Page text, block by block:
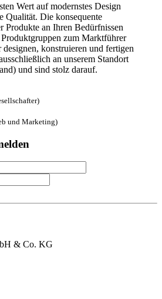
Wert auf modernstes Design
Qualität. Die konsequente
Produkte an Ihren Bedürfnissen
zum Marktführer
konstruieren und fertigen
an unserem Standort
und sind stolz darauf.
und Marketing)
& Co. KG